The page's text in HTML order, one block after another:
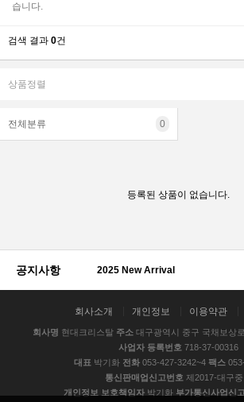
습니다.
검색 결과 0건
상품정렬
전체분류 0
등록된 상품이 없습니다.
공지사항 2025 New Arrival
회사소개 개인정보 이용약관
회사명 현대크리스탈 주소대구광역시 중구 국채보상
사업자 등록번호 718-37-00316
대표 박기화 전화 053-427-3242~4 팩스
통신판매업신고번호 제2017-대구중
개인정보 보호책임자박기화 부가통신사업신